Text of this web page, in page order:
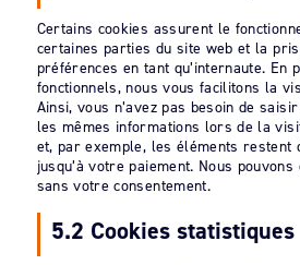
Certains cookies assurent le
certaines parties du site web et la
préférences en tant qu’internaute. En
fonctionnels, nous vous facilitons la
Ainsi, vous n’avez pas besoin de
les mêmes informations lors de la
et, par exemple, les éléments restent
jusqu’à votre paiement. Nous
sans votre consentement.
5.2 Cookies statistiques